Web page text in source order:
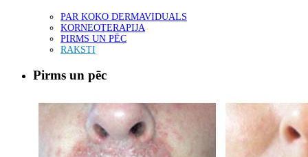
PAR KOKO DERMAVIDUALS
KORNEOTERAPIJA
PIRMS UN PĒC
RAKSTI
Pirms un pēc